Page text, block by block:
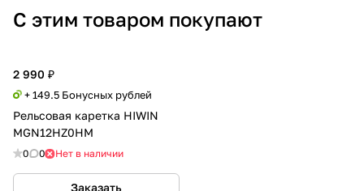
С этим товаром покупают
2 990 ₽
+ 149.5 Бонусных рублей
Рельсовая каретка HIWIN
MGN12HZ0HM
0 0 Нет в наличии
Заказать